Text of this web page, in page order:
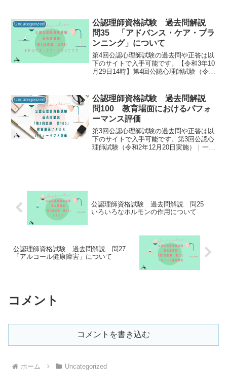
は、摂食障害 神経性やせ症（Anorexia
ner...
Uncategorized
公認理師資格試験 過去問解説
問35 「アドバンス・ケア・プラ
ンニング」について
第4回公認心理師試験の過去問や正答は以
下のサイトで入手可能です。【令和3年10
月29日14時】第4回公認心理師試験（令和
ンター 公認心理試験公認心理師資格試験
の過去...
Uncategorized
公認理師資格試験 過去問解説
問100 教育場面におけるパフォ
ーマンス評価
第3回公認心理師試験の過去問や正答は以
下のサイトで入手可能です。第3回公認心
理師試験（令和2年12月20日実施）｜一般
公認理師資格試験 過去問解説 問25
いろいろなホルモンの作用について
公認理師資格試験 過去問解説 問27
「アルコール健康障害」について
コメント
コメントを書き込む
ホーム Uncategorized